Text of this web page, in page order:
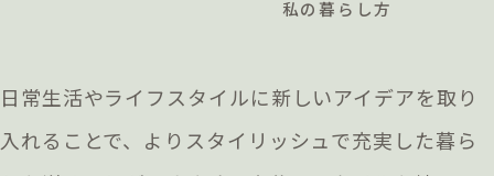
私の暮らし方
日常生活やライフスタイルに新しいアイデアを取り
入れることで、よりスタイリッシュで充実した暮ら